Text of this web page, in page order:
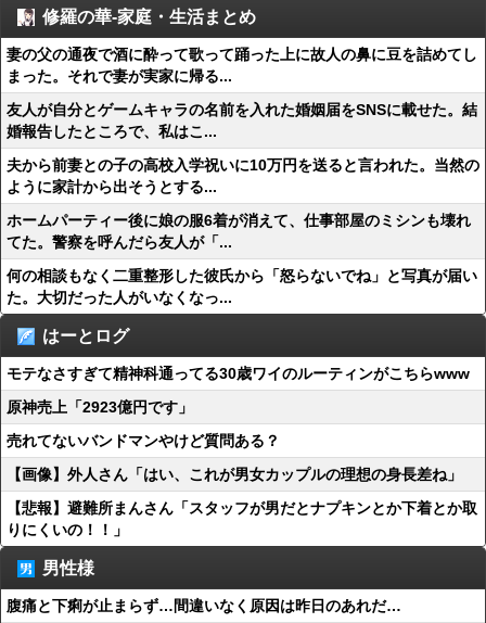
修羅の華-家庭・生活まとめ
妻の父の通夜で酒に酔って歌って踊った上に故人の鼻に豆を詰めてし
まった。それで妻が実家に帰る...
友人が自分とゲームキャラの名前を入れた婚姻届をSNSに載せた。結
婚報告したところで、私はこ...
夫から前妻との子の高校入学祝いに10万円を送ると言われた。当然の
ように家計から出そうとする...
ホームパーティー後に娘の服6着が消えて、仕事部屋のミシンも壊れ
てた。警察を呼んだら友人が「...
何の相談もなく二重整形した彼氏から「怒らないでね」と写真が届い
た。大切だった人がいなくなっ...
はーとログ
モテなさすぎて精神科通ってる30歳ワイのルーティンがこちらwww
原神売上「2923億円です」
売れてないバンドマンやけど質問ある？
【画像】外人さん「はい、これが男女カップルの理想の身長差ね」
【悲報】避難所まんさん「スタッフが男だとナプキンとか下着とか取
りにくいの！！」
男性様
腹痛と下痢が止まらず…間違いなく原因は昨日のあれだ…